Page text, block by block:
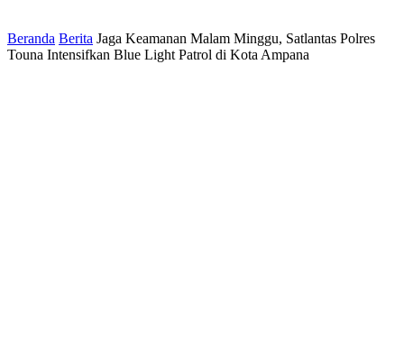
Beranda Berita Jaga Keamanan Malam Minggu, Satlantas Polres
Touna Intensifkan Blue Light Patrol di Kota Ampana